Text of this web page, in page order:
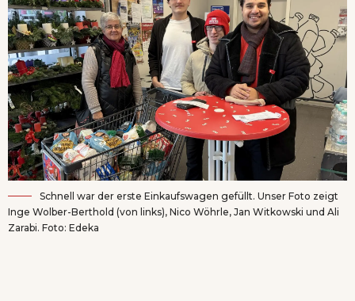
Schnell war der erste Einkaufswagen gefüllt. Unser Foto zeigt
Inge Wolber-Berthold (von links), Nico Wöhrle, Jan Witkowski und Ali
Zarabi. Foto: Edeka